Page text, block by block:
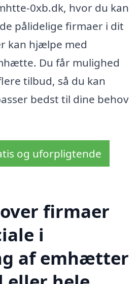
0xb.dk, hvor du kan
pålidelige firmaer i dit
kan hjælpe med
Du får mulighed
tilbud, så du kan
bedst til dine behov
og uforpligtende
firmaer
i
af emhætter